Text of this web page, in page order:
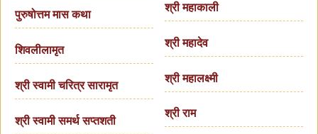
पुरुषोत्तम मास कथा
शिवलीलामृत
श्री स्वामी चरित्र सारामृत
श्री स्वामी समर्थ सप्तशती
श्री महाकाली
श्री महादेव
श्री महालक्ष्मी
श्री राम